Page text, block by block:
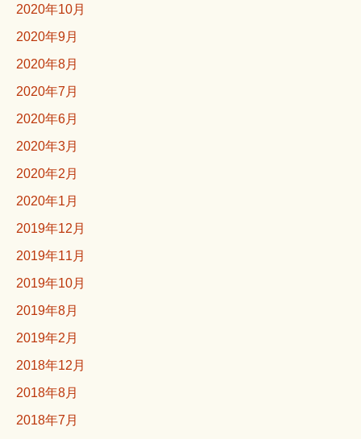
2020年10月
2020年9月
2020年8月
2020年7月
2020年6月
2020年3月
2020年2月
2020年1月
2019年12月
2019年11月
2019年10月
2019年8月
2019年2月
2018年12月
2018年8月
2018年7月